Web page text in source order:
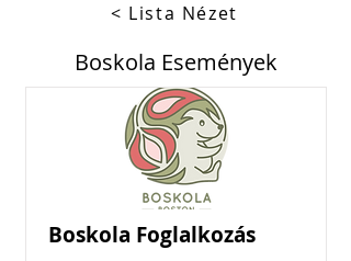
< Lista Nézet
Boskola Események
Boskola Foglalkozás